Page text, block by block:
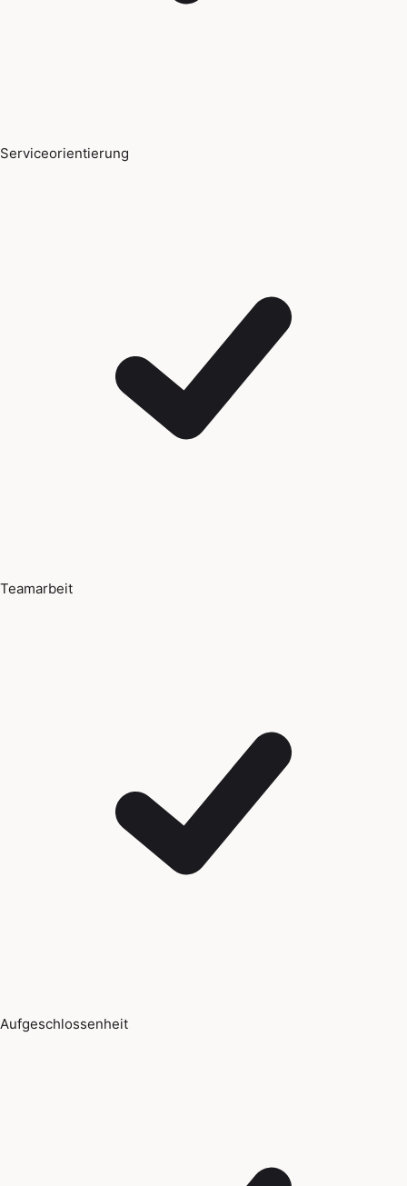
Serviceorientierung
Teamarbeit
Aufgeschlossenheit